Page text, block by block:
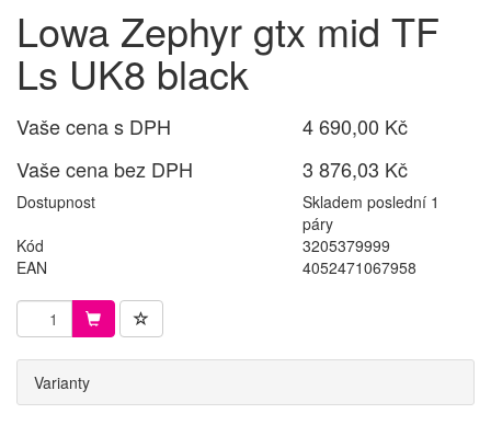
Lowa Zephyr gtx mid TF
Ls UK8 black
Vaše cena s DPH
4 690,00 Kč
Vaše cena bez DPH
3 876,03 Kč
Dostupnost
Skladem poslední 1
páry
Kód
3205379999
EAN
4052471067958
Varianty